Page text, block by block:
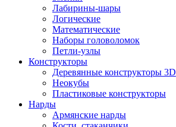
Лабирины-шары
Логические
Математические
Наборы головоломок
Петли-узлы
Конструкторы
Деревянные конструкторы 3D
Неокубы
Пластиковые конструкторы
Нарды
Армянские нарды